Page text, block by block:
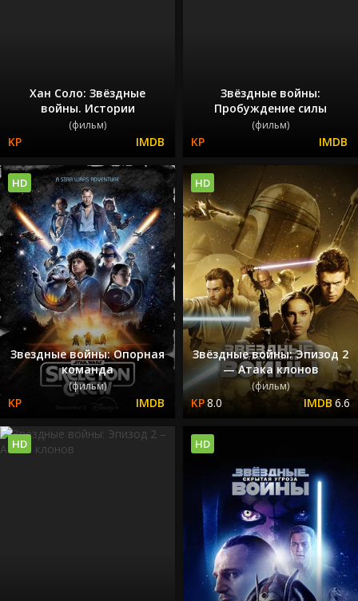
Хан Соло: Звёздные
войны. Истории
(фильм)
Звёздные войны:
Пробуждение силы
(фильм)
Звездные войны: Опорная
команда
(фильм)
HD
Звёздные войны: Эпизод 2
— Атака клонов
(фильм)
8.0 6.6
HD
HD HD